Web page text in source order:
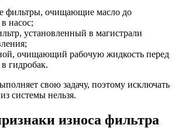
фильтры, очищающие масло до
насос;
установленный в магистрали
очищающий рабочую жидкость перед
гидробак.
свою задачу, поэтому исключать
системы нельзя.
износа фильтра